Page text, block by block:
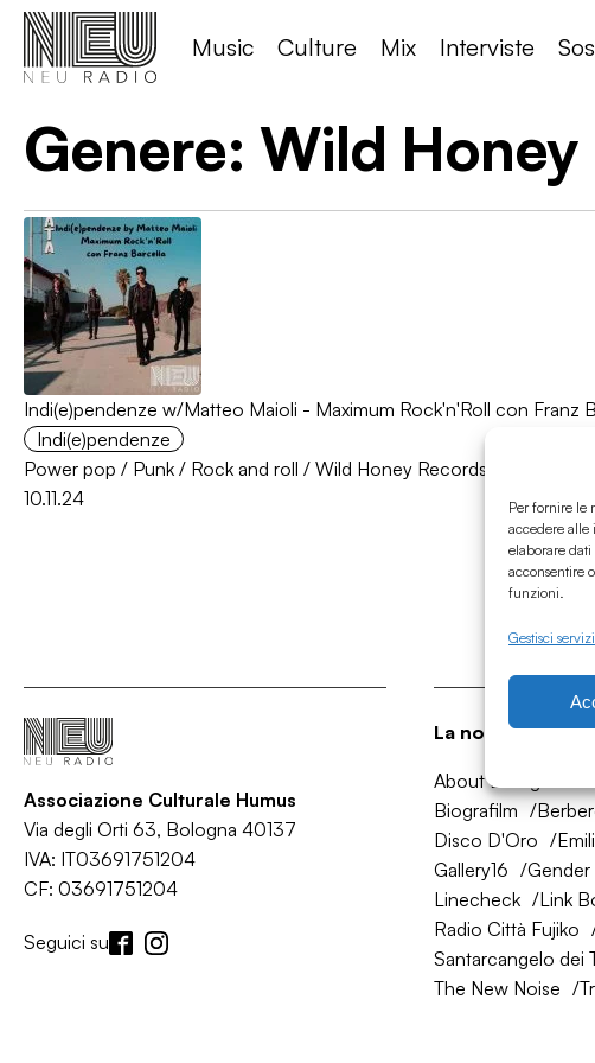
Per fornire le
accedere alle
elaborare
acconsentire
funzioni.
Gestisci servizi
Music Culture Mix Interviste
Genere: Wild Honey
Indi(e)pendenze w/Matteo Maioli - Maximum Rock'n'Roll con Franz
Indi(e)pendenze
Power pop / Punk / Rock and roll / Wild Honey Records
10.11.24
Associazione Culturale Humus
Via degli Orti 63, Bologna 40137
IVA: IT03691751204
CF: 03691751204
Seguici su
La nostra rete di
About Bologna
Biografilm
Disco D'Oro
Gallery16
Linecheck
Link
Radio Città Fujiko
Santarcangelo dei
The New Noise